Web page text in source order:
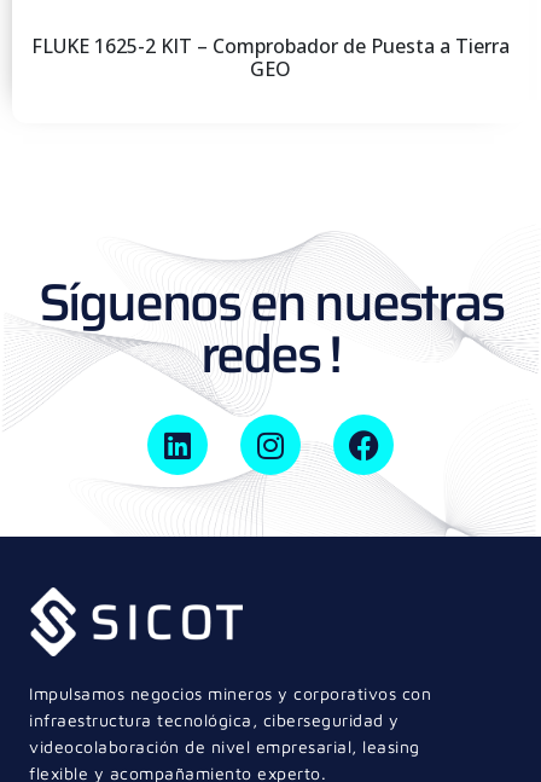
FLUKE 1625-2 KIT – Comprobador de Puesta a Tierra
GEO
Síguenos en nuestras
redes !
Impulsamos negocios mineros y corporativos con
infraestructura tecnológica, ciberseguridad y
videocolaboración de nivel empresarial, leasing
flexible y acompañamiento experto.